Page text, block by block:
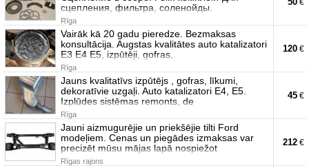
сцепления, фильтра, соленойды.
Rīga
€
Vairāk kā 20 gadu pieredze. Bezmaksas
konsultācija. Augstas kvalitātes auto katalizatori
E3 E4 E5, izpūtēji, gofras,
Rīga
120 €
Jauns kvalitatīvs izpūtējs , gofras, līkumi,
dekoratīvie uzgaļi. Auto katalizatori E4, E5.
Izplūdes sistēmas remonts, de
Rīga
45 €
Jauni aizmugurējie un priekšējie tilti Ford
modeļiem. Cenas un piegādes izmaksas var
precizēt mūsu mājas lapā nospiežot
Rīgas rajons
212 €